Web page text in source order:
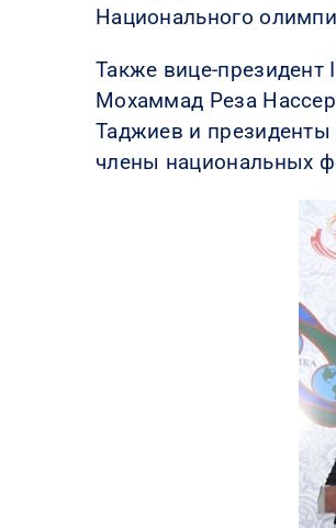
Национального
Также вице-президент
Мохаммад Реза
Таджиев и
члены национальных